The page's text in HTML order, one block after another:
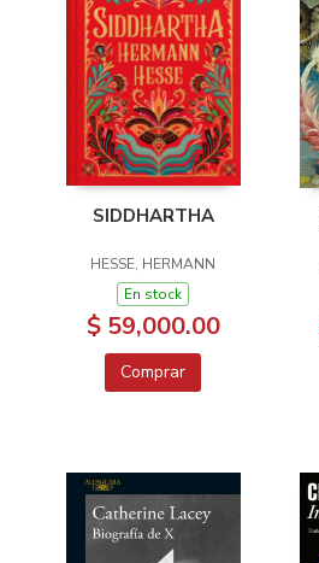
SIDDHARTHA
HESSE, HERMANN
En stock
$ 59,000.00
Comprar